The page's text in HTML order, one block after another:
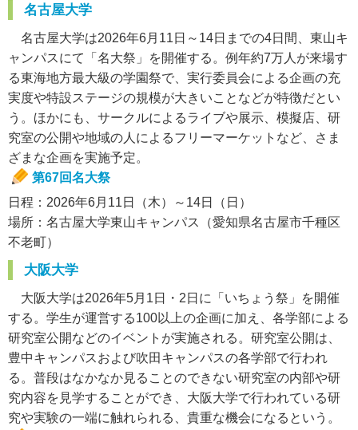
名古屋大学
名古屋大学は2026年6月11日～14日までの4日間、東山キ
ャンパスにて「名大祭」を開催する。例年約7万人が来場す
る東海地方最大級の学園祭で、実行委員会による企画の充
実度や特設ステージの規模が大きいことなどが特徴だとい
う。ほかにも、サークルによるライブや展示、模擬店、研
究室の公開や地域の人によるフリーマーケットなど、さま
ざまな企画を実施予定。
第67回名大祭
日程：2026年6月11日（木）～14日（日）
場所：名古屋大学東山キャンパス（愛知県名古屋市千種区
不老町）
大阪大学
大阪大学は2026年5月1日・2日に「いちょう祭」を開催
する。学生が運営する100以上の企画に加え、各学部による
研究室公開などのイベントが実施される。研究室公開は、
豊中キャンパスおよび吹田キャンパスの各学部で行われ
る。普段はなかなか見ることのできない研究室の内部や研
究内容を見学することができ、大阪大学で行われている研
究や実験の一端に触れられる、貴重な機会になるという。